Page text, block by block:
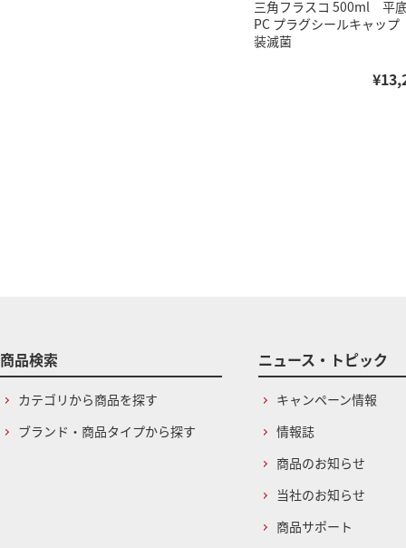
三角フラスコ 500ml
PC プラグシールキャッ
装滅菌
商品検索
カテゴリから商品を探す
ブランド・商品タイプから探す
ニュース・トピック
キャンペーン情報
情報誌
商品のお知らせ
当社のお知らせ
商品サポート